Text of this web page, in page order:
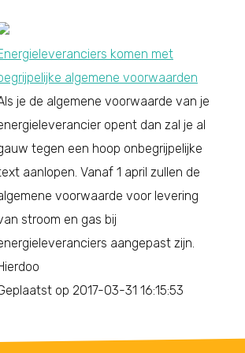
komen met
algemene voorwaarden
je de algemene voorwaarde van je
opent dan zal je al
tegen een hoop onbegrijpelijke
aanlopen. Vanaf 1 april zullen de
voorwaarde voor levering
stroom en gas bij
aangepast zijn.
op 2017-03-31 16:15:53